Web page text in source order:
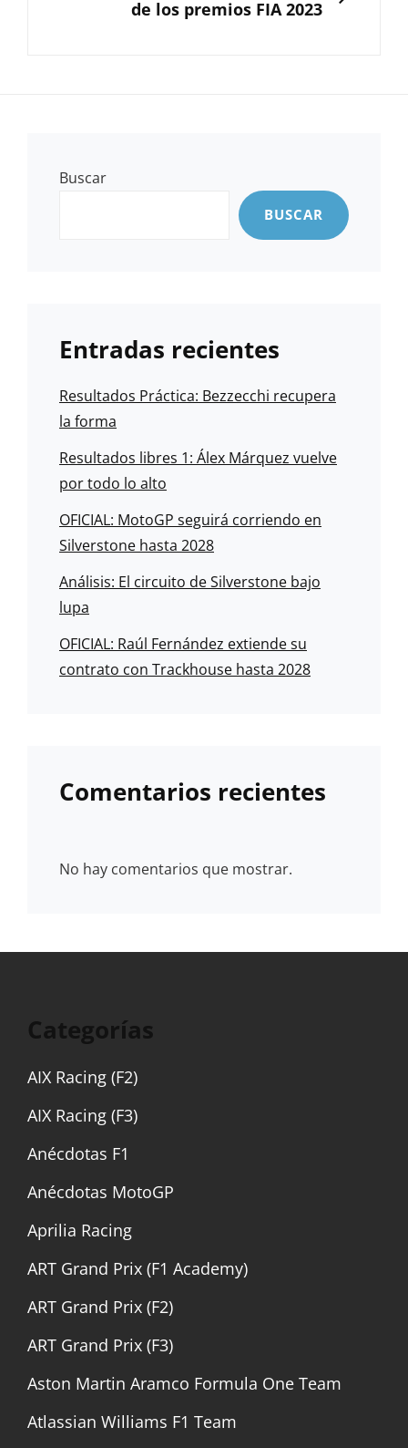
de los premios FIA 2023
Buscar
BUSCAR
Entradas recientes
Resultados Práctica: Bezzecchi recupera
la forma
Resultados libres 1: Álex Márquez vuelve
por todo lo alto
OFICIAL: MotoGP seguirá corriendo en
Silverstone hasta 2028
Análisis: El circuito de Silverstone bajo
lupa
OFICIAL: Raúl Fernández extiende su
contrato con Trackhouse hasta 2028
Comentarios recientes
No hay comentarios que mostrar.
Categorías
AIX Racing (F2)
AIX Racing (F3)
Anécdotas F1
Anécdotas MotoGP
Aprilia Racing
ART Grand Prix (F1 Academy)
ART Grand Prix (F2)
ART Grand Prix (F3)
Aston Martin Aramco Formula One Team
Atlassian Williams F1 Team